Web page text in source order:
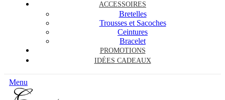
ACCESSOIRES
Bretelles
Trousses et Sacoches
Ceintures
Bracelet
PROMOTIONS
IDÉES CADEAUX
Menu